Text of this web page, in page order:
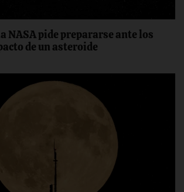
NASA pide prepararse ante los
de un asteroide